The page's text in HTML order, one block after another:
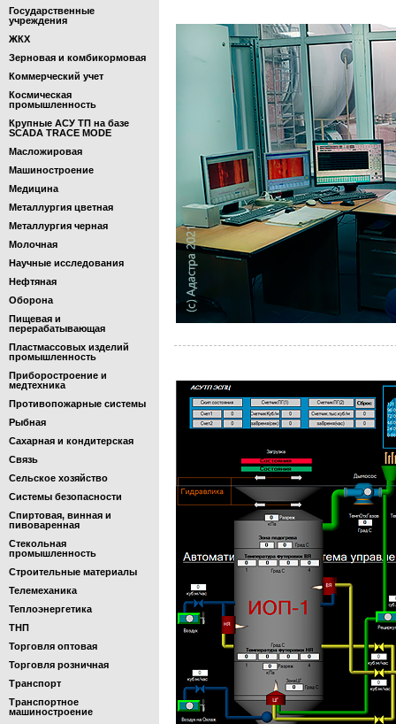
Государственные
учреждения
ЖКХ
Зерновая и комбикормовая
Коммерческий учет
Космическая
промышленность
Крупные АСУ ТП на базе
SCADA TRACE MODE
Масложировая
Машиностроение
Медицина
Металлургия цветная
Металлургия черная
Молочная
Научные исследования
Нефтяная
Оборона
Пищевая и
перерабатывающая
Пластмассовых изделий
промышленность
Приборостроение и
медтехника
Противопожарные системы
Рыбная
Сахарная и кондитерская
Связь
Сельское хозяйство
Системы безопасности
Спиртовая, винная и
пивоваренная
Стекольная
промышленность
Строительные материалы
Телемеханика
Теплоэнергетика
ТНП
Торговля оптовая
Торговля розничная
Транспорт
Транспортное
машиностроение